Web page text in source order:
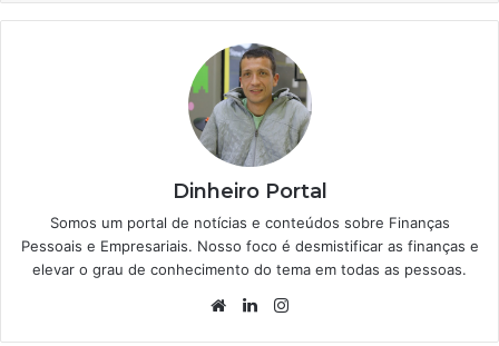
Dinheiro Portal
Somos um portal de notícias e conteúdos sobre Finanças
Pessoais e Empresariais. Nosso foco é desmistificar as finanças e
elevar o grau de conhecimento do tema em todas as pessoas.
WebsiteLinkedin